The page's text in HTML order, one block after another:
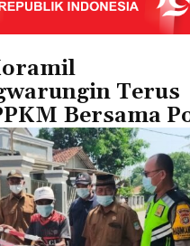
Terus
Bersama